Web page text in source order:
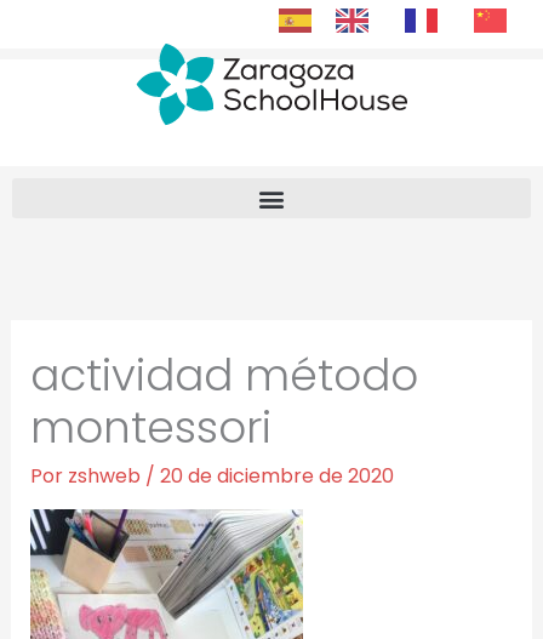
actividad método
montessori
Por zshweb / 20 de diciembre de 2020